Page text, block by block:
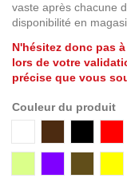
vaste après chacune
disponibilité en
N'hésitez donc pas
lors de votre
précise que vous
Couleur du produit